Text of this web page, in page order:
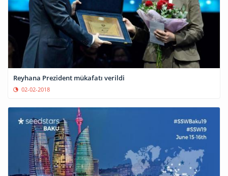
Reyhana Prezident mükafatı verildi
02-02-2018